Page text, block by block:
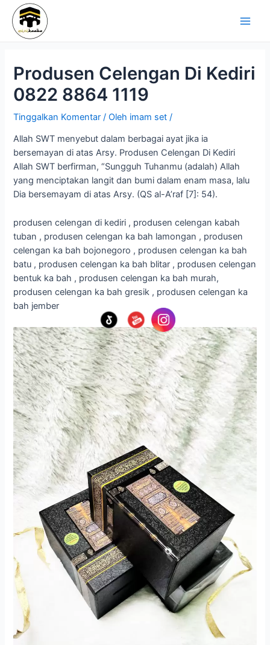
Lewati
konten
Produsen Celengan Di Kediri
0822 8864 1119
Tinggalkan Komentar / Oleh imam set/
Allah SWT menyebut dalam berbagai ayat jika ia
bersemayan di atas Arsy. Produsen Celengan Di Kediri
Allah SWT berfirman, “Sungguh Tuhanmu (adalah) Allah
yang menciptakan langit dan bumi dalam enam masa, lalu
Dia bersemayam di atas Arsy. (QS al-A’raf [7]: 54).
produsen celengan di kediri , produsen celengan kabah
tuban , produsen celengan ka bah lamongan , produsen
celengan ka bah bojonegoro , produsen celengan ka bah
batu , produsen celengan ka bah blitar , produsen celengan
bentuk ka bah , produsen celengan ka bah murah,
produsen celengan ka bah gresik , produsen celengan ka
bah jember
Navigasi
pos